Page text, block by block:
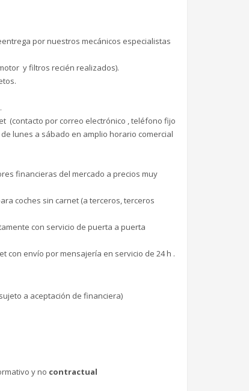
por nuestros mecánicos especialistas
y filtros recién realizados).
(contacto por correo electrónico , teléfono fijo
lunes a sábado en amplio horario comercial
financieras del mercado a precios muy
coches sin carnet (a terceros, terceros
con servicio de puerta a puerta
con envío por mensajería en servicio de 24 h .
a aceptación de financiera)
y no contractual